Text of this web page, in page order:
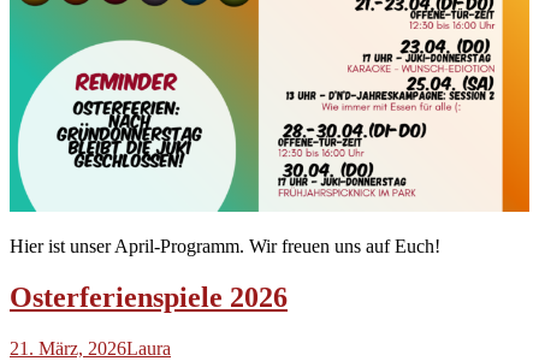
Hier ist unser April-Programm. Wir freuen uns auf Euch!
Osterferienspiele 2026
21. März, 2026Laura